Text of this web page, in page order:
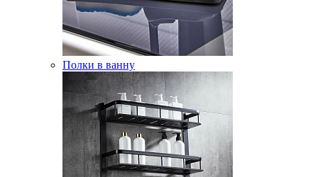
Полки в ванну